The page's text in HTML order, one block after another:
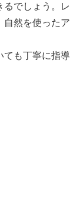
るでしょう。レ
自然を使ったア
ても丁寧に指導